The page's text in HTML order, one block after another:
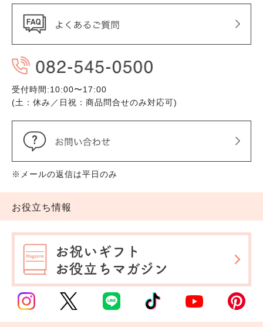
受付時間:10:00〜17:00
(土：休み／日祝：商品問合せのみ対応可)
※メールの返信は平日のみ
お役立ち情報